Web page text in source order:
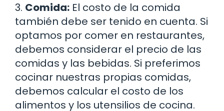
3. Comida: El costo de la comida
también debe ser tenido en cuenta. Si
optamos por comer en restaurantes,
debemos considerar el precio de las
comidas y las bebidas. Si preferimos
cocinar nuestras propias comidas,
debemos calcular el costo de los
alimentos y los utensilios de cocina.